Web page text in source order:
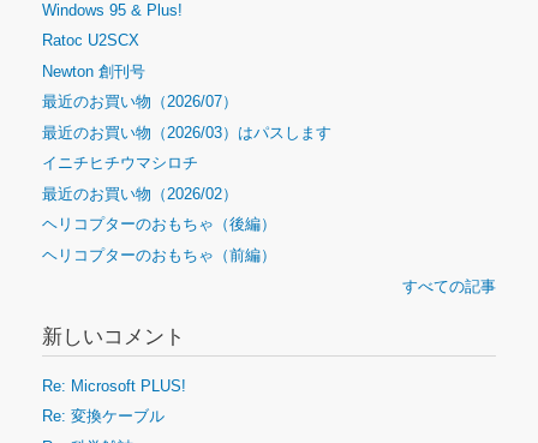
Windows 95 & Plus!
Ratoc U2SCX
Newton 創刊号
最近のお買い物（2026/07）
最近のお買い物（2026/03）はパスします
イニチヒチウマシロチ
最近のお買い物（2026/02）
ヘリコプターのおもちゃ（後編）
ヘリコプターのおもちゃ（前編）
すべての記事
新しいコメント
Re: Microsoft PLUS!
Re: 変換ケーブル